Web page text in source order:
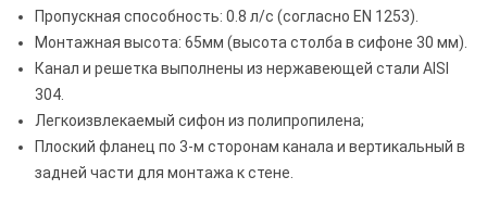
Пропускная способность: 0.8 л/с (согласно EN 1253).
Монтажная высота: 65мм (высота столба в сифоне 30 мм).
Канал и решетка выполнены из нержавеющей стали AISI
304.
Легкоизвлекаемый сифон из полипропилена;
Плоский фланец по 3-м сторонам канала и вертикальный в
задней части для монтажа к стене.